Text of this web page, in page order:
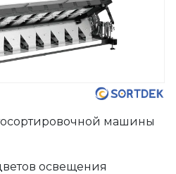
машины
освещения